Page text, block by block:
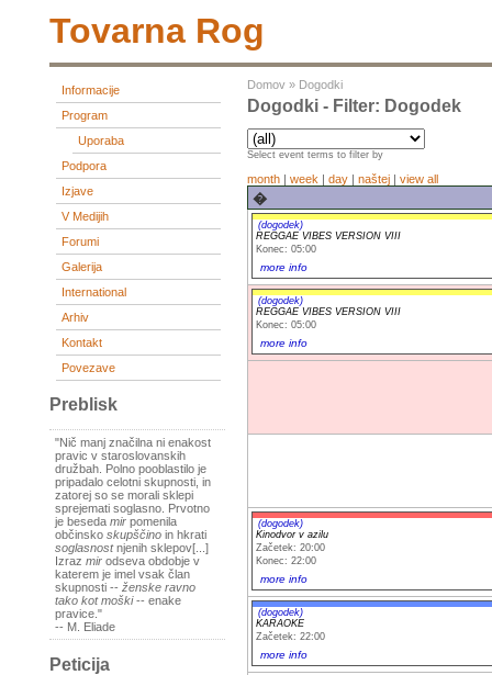
Tovarna Rog
Informacije
Program
Uporaba
Podpora
Izjave
V Medijih
Forumi
Galerija
International
Arhiv
Kontakt
Povezave
Preblisk
"Nič manj značilna ni enakost
pravic v staroslovanskih
družbah. Polno pooblastilo je
pripadalo celotni skupnosti, in
zatorej so se morali sklepi
sprejemati soglasno. Prvotno
je beseda mir pomenila
občinsko skupščino in hkrati
soglasnostnjenih sklepov[...]
Izraz mir odseva obdobje v
katerem je imel vsak član
skupnosti -- ženske ravno
tako kot moški-- enake
pravice."
-- M. Eliade
Peticija
Domov » Dogodki
Dogodki - Filter: Dogodek
Select event terms to filter by
month | week | day | naštej | view all
�
(dogodek)
REGGAE VIBES VERSION VIII
Konec: 05:00
more info
(dogodek)
REGGAE VIBES VERSION VIII
Konec: 05:00
more info
(dogodek)
Kinodvor v azilu
Začetek: 20:00
Konec: 22:00
more info
(dogodek)
KARAOKE
Začetek: 22:00
more info